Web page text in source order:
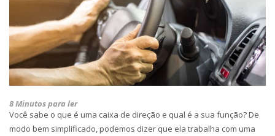
8 Minutos para ler
Você sabe o que é uma caixa de direção e qual é a sua função? De
modo bem simplificado, podemos dizer que ela trabalha com uma